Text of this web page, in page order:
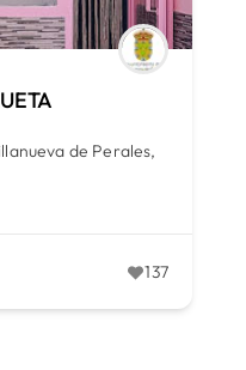
de Perales,
137